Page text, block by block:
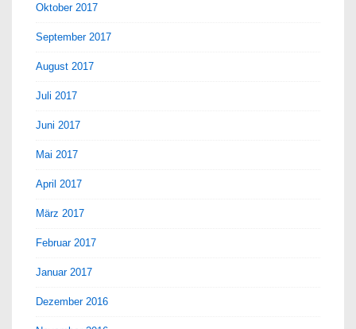
Oktober 2017
September 2017
August 2017
Juli 2017
Juni 2017
Mai 2017
April 2017
März 2017
Februar 2017
Januar 2017
Dezember 2016